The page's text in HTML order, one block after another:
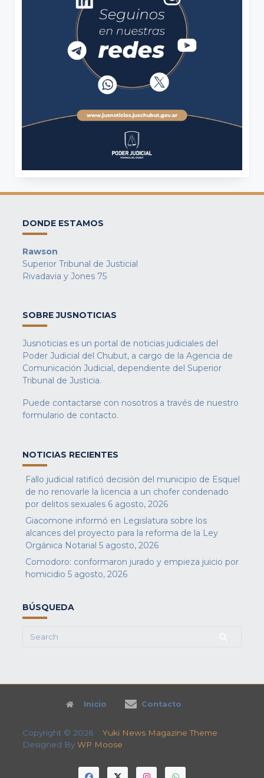
DONDE ESTAMOS
Rawson
Superior Tribunal de Justicial
Rivadavia y Jones 75
SOBRE JUSNOTICIAS
Jusnoticias es un portal de noticias judiciales del
Poder Judicial del Chubut, a cargo de la Agencia de
Comunicación Judicial, dependiente del Superior
Tribunal de Justicia.
Puede contactarse con nosotros a través de nuestro
formulario de contacto.
NOTICIAS RECIENTES
Fallo judicial ratificó decisión del municipio de Esquel
de no renovarle la licencia a un chofer condenado
por delitos sexuales 6 agosto, 2026
Giacomone informó en Legislatura sobre los
alcances del proyecto para la reforma de la Ley
Orgánica Notarial 5 agosto, 2026
Comodoro: conformaron jurado y empieza juicio por
homicidio 5 agosto, 2026
BÚSQUEDA
Search
Inicio Contacto
Copyright © 2026 Yuki News Magazine Theme
Designed By WP Moose